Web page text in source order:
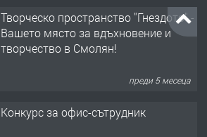
Творческо пространство "Гнездото" -
Вашето място за вдъхновение и
творчество в Смолян!
преди 5 месеца
Конкурс за офис-сътрудник